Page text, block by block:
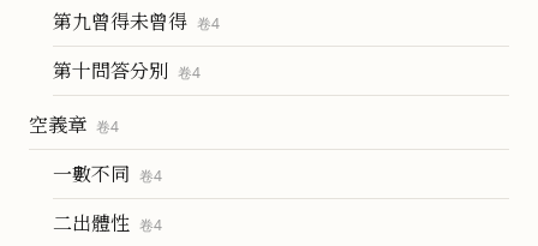
第九曾得未曾得 卷4
第十問答分別 卷4
空義章 卷4
一數不同 卷4
二出體性 卷4